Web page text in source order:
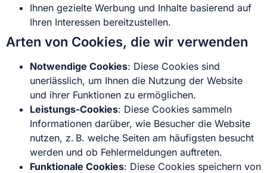
Ihnen gezielte Werbung und Inhalte basierend auf
Ihren Interessen bereitzustellen.
Arten von Cookies, die wir verwenden
Notwendige Cookies: Diese Cookies sind
unerlässlich, um Ihnen die Nutzung der Website
und ihrer Funktionen zu ermöglichen.
Leistungs-Cookies: Diese Cookies sammeln
Informationen darüber, wie Besucher die Website
nutzen, z. B. welche Seiten am häufigsten besucht
werden und ob Fehlermeldungen auftreten.
Funktionale Cookies: Diese Cookies speichern von